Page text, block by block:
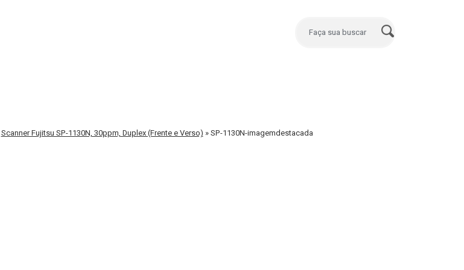
Scanner Fujitsu SP-1130N, 30ppm, Duplex (Frente e Verso) »SP-1130N-imagemdestacada